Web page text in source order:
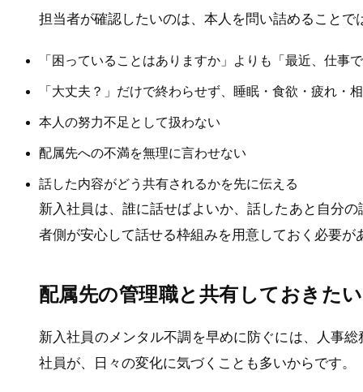
担当者が確認したいのは、本人を問い詰めること
「困っていることはありますか」よりも「最近、仕事
「大丈夫？」だけで終わらせず、睡眠・食欲・疲れ・
本人の努力不足として扱わない
配属先への不満を無理に言わせない
話した内容がどう共有されるかを先に伝える
新入社員は、誰に話せばよいか、話したあと自分
者側が安心して話せる枠組みを用意しておく必要が
配属先の管理職と共有しておきた
新入社員のメンタル不調を早めに防ぐには、人事
社員が、日々の変化に気づくことも多いからです。